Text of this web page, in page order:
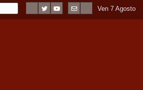
Ven 7 Agosto